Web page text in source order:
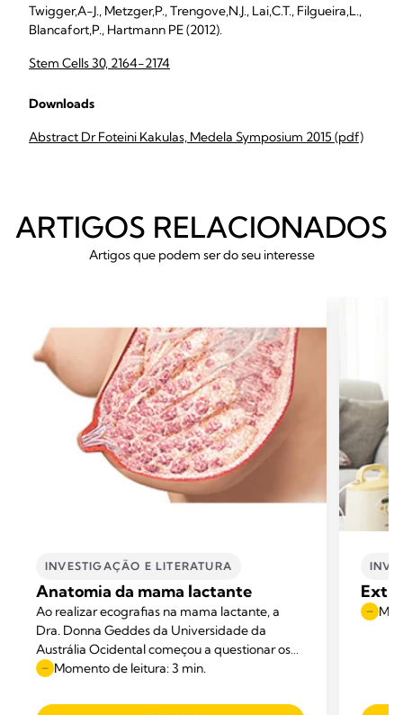
Twigger,A-J., Metzger,P., Trengove,N.J., Lai,C.T., Filgueira,L.,
Blancafort,P., Hartmann PE (2012).
Stem Cells 30, 2164-2174
Downloads
Abstract Dr Foteini Kakulas, Medela Symposium 2015 (pdf)
ARTIGOS RELACIONADOS
Artigos que podem ser do seu interesse
INVESTIGAÇÃO E LITERATURA
Anatomia da mama lactante
Ao realizar ecografias na mama lactante, a
Dra. Donna Geddes da Universidade da
Austrália Ocidental começou a questionar os
diagramas anatómicos apresentados nos
Momento de leitura: 3 min.